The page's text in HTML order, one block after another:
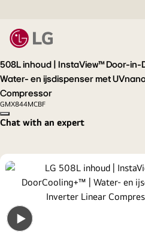
508L inhoud | InstaView™ Door-in-Door™ |
Water- en ijsdispenser met
Compressor
GMX844MCBF
Copy model name
Chat with an expert